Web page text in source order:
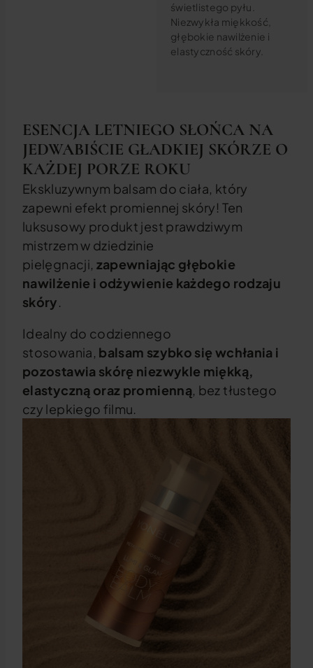
świetlistego pyłu.
Niezwykła miękkość,
głębokie nawilżenie i
elastyczność skóry.
ESENCJA LETNIEGO SŁOŃCA NA
JEDWABIŚCIE GŁADKIEJ SKÓRZE O
KAŻDEJ PORZE ROKU
Ekskluzywnym balsam do ciała, który
zapewni efekt promiennej skóry! Ten
luksusowy produkt jest prawdziwym
mistrzem w dziedzinie
pielęgnacji, zapewniając głębokie
nawilżenie i odżywienie każdego rodzaju
skóry.
Idealny do codziennego
stosowania, balsam szybko się wchłania i
pozostawia skórę niezwykle miękką,
elastyczną oraz promienną, bez tłustego
czy lepkiego filmu.